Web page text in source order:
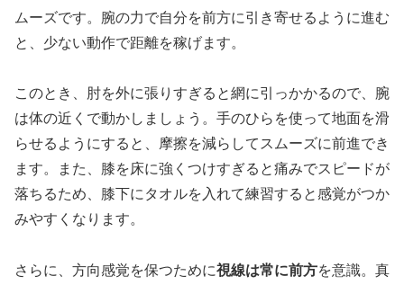
ムーズです。腕の力で自分を前方に引き寄せるように進む
と、少ない動作で距離を稼げます。
このとき、肘を外に張りすぎると網に引っかかるので、腕
は体の近くで動かしましょう。手のひらを使って地面を滑
らせるようにすると、摩擦を減らしてスムーズに前進でき
ます。また、膝を床に強くつけすぎると痛みでスピードが
落ちるため、膝下にタオルを入れて練習すると感覚がつか
みやすくなります。
さらに、方向感覚を保つために視線は常に前方を意識。真